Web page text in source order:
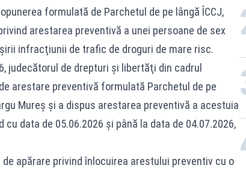
formulată de Parchetul de pe lângă ÎCCJ,
arestarea preventivă a unei persoane de sex
infracţiunii de trafic de droguri de mare risc.
judecătorul de drepturi şi libertăţi din cadrul
arestare preventivă formulată Parchetul de pe
Mureş şi a dispus arestarea preventivă a acestuia
data de 05.06.2026 şi până la data de 04.07.2026,
apărare privind înlocuirea arestului preventiv cu o